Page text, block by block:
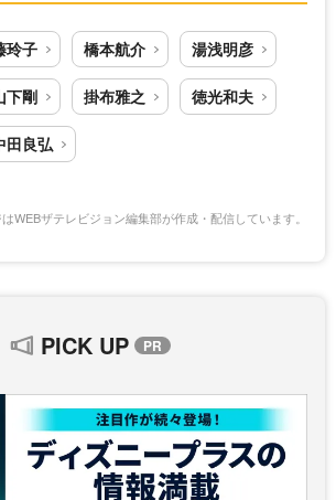
玲子 橋本航介 湯浅明彦
下剛 掛布雅之 徳光和夫
田良弘
WEBザテレビジョン編集部が作成・配信しています。
PICK UP